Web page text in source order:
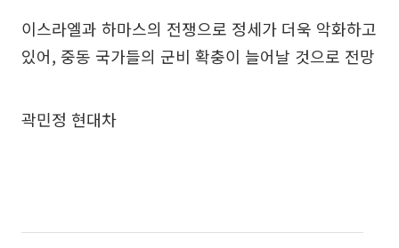
이스라엘과 하마스의 전쟁으로 정세가 더욱 악화하고
있어, 중동 국가들의 군비 확충이 늘어날 것으로 전망
곽민정 현대차